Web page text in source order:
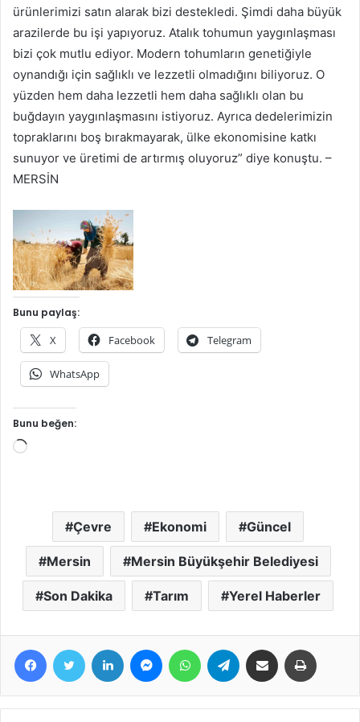
ürünlerimizi satın alarak bizi destekledi. Şimdi daha büyük
arazilerde bu işi yapıyoruz. Atalık tohumun yaygınlaşması
bizi çok mutlu ediyor. Modern tohumların genetiğiyle
oynandığı için sağlıklı ve lezzetli olmadığını biliyoruz. O
yüzden hem daha lezzetli hem daha sağlıklı olan bu
buğdayın yaygınlaşmasını istiyoruz. Ayrıca dedelerimizin
topraklarını boş bırakmayarak, ülke ekonomisine katkı
sunuyor ve üretimi de artırmış oluyoruz” diye konuştu. –
MERSİN
Bunu paylaş:
X Facebook Telegram
WhatsApp
Bunu beğen:
Yükleniyor...
Çevre Ekonomi Güncel
Mersin Mersin Büyükşehir Belediyesi
Son Dakika Tarım Yerel Haberler
FacebookTwitter LinkedIn MessengerWhatsAppTelegram E-Posta ile paylaş